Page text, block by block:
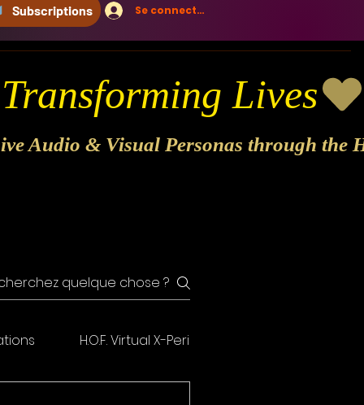
Subscriptions Se connecter
Audio & Visual Personas through the
H.O.F. Virtual X-Perience